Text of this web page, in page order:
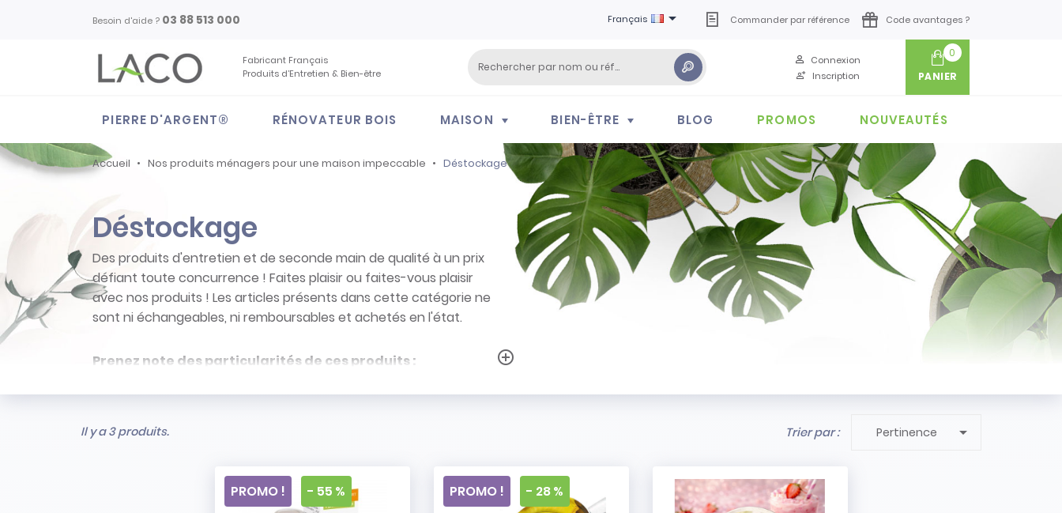
Besoin d'aide ? 03 88 513 000 Français  Commander par référence Code avantages ?
Fabricant Français
Produits d’Entretien & Bien-être
Inscription
Connexion
0
PANIER
PIERRE D'ARGENT® RÉNOVATEUR BOIS MAISON BIEN-ÊTRE BLOG PROMOS NOUVEAUTÉS
Accueil Nos produits ménagers pour une maison impeccable Déstockage
Déstockage
Des produits d'entretien et de seconde main de qualité à un prix
défiant toute concurrence ! Faites plaisir ou faites-vous plaisir
avec nos produits ! Les articles présents dans cette catégorie ne
sont ni échangeables, ni remboursables et achetés en l'état.
Prenez note des particularités de ces produits :
- Stock limité et non renouvelé
add_circle_outline
Il y a 3 produits. Trier par : Pertinence 
PROMO ! - 55 % PROMO ! - 28 %